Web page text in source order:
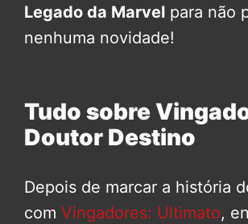
Legado da Marvel para não
nenhuma novidade!
Tudo sobre
Doutor Destino
Depois de marcar a história
com Vingadores: Ultimato,